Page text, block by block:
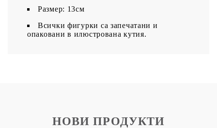
Размер: 13см
Всички фигурки са запечатани и
опаковани в илюстрована кутия.
НОВИ ПРОДУКТИ